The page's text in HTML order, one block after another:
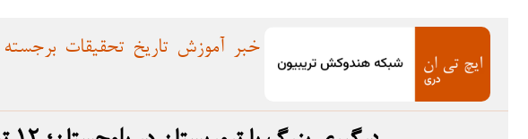
برجسته تحقیقات تاریخ آموزش خبر